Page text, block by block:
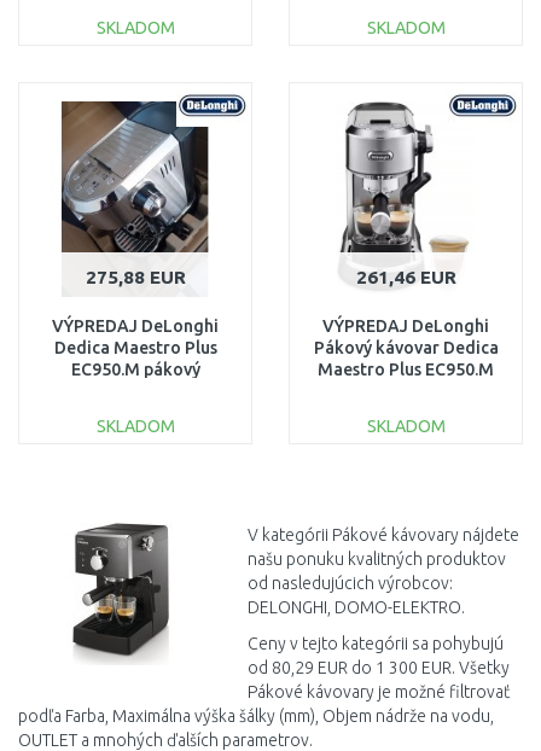
SKLADOM
Porovnať
SKLADOM
Porovnať
275,88 EUR
VÝPREDAJ DeLonghi
Dedica Maestro Plus
EC950.M pákový
SKLADOM
Porovnať
261,46 EUR
VÝPREDAJ DeLonghi
Pákový kávovar Dedica
Maestro Plus EC950.M
SKLADOM
V kategórii Pákové kávovary nájdete
našu ponuku kvalitných produktov
od nasledujúcich výrobcov:
DELONGHI, DOMO-ELEKTRO.
Ceny v tejto kategórii sa pohybujú
od 80,29 EUR do 1 300 EUR. Všetky
Pákové kávovary je možné filtrovať
podľa Farba, Maximálna výška šálky (mm), Objem nádrže na vodu,
OUTLET a mnohých ďalších parametrov.